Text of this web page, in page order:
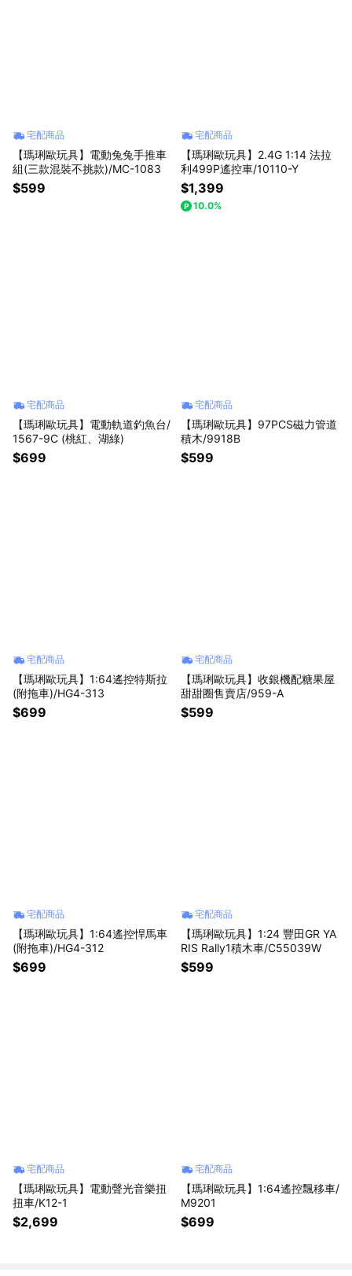
宅配商品
【瑪琍歐玩具】電動兔兔手推車
組(三款混裝不挑款)/MC-1083
$599
宅配商品
【瑪琍歐玩具】2.4G 1:14 法拉
利499P遙控車/10110-Y
$1,399
10.0%
宅配商品
【瑪琍歐玩具】電動軌道釣魚台/
1567-9C (桃紅、湖綠)
$699
宅配商品
【瑪琍歐玩具】97PCS磁力管道
積木/9918B
$599
宅配商品
【瑪琍歐玩具】1:64遙控特斯拉
(附拖車)/HG4-313
$699
宅配商品
【瑪琍歐玩具】收銀機配糖果屋
甜甜圈售賣店/959-A
$599
宅配商品
【瑪琍歐玩具】1:64遙控悍馬車
(附拖車)/HG4-312
$699
宅配商品
【瑪琍歐玩具】1:24 豐田GR YA
RIS Rally1積木車/C55039W
$599
宅配商品
【瑪琍歐玩具】電動聲光音樂扭
扭車/K12-1
$2,699
宅配商品
【瑪琍歐玩具】1:64遙控飄移車/
M9201
$699